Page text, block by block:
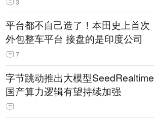
3
平台都不自己造了！本田史上首次
外包整车平台 接盘的是印度公司
7
字节跳动推出大模型SeedRealtime
国产算力逻辑有望持续加强